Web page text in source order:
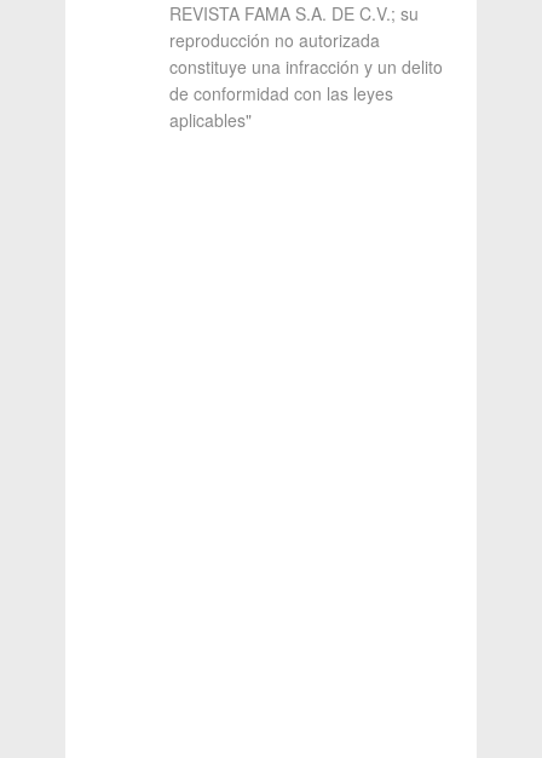
REVISTA FAMA S.A. DE C.V.; su
reproducción no autorizada
constituye una infracción y un delito
de conformidad con las leyes
aplicables"